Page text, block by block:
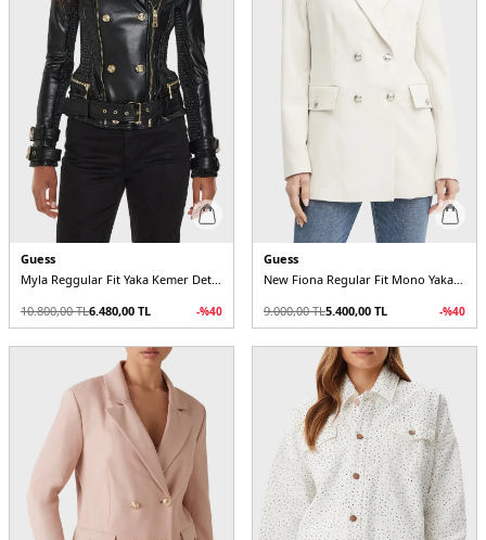
Guess
Myla Reggular Fit Yaka Kemer Detaylı Deri W4YL33K8S30 Kadın Ceket
10.800,00TL6.480,00 TL -%40
Guess
New Fiona Regular Fit Mono Yaka Kruvaze Blazer W5RN49WGX02 Kadın Ceket
9.000,00TL5.400,00 TL -%40